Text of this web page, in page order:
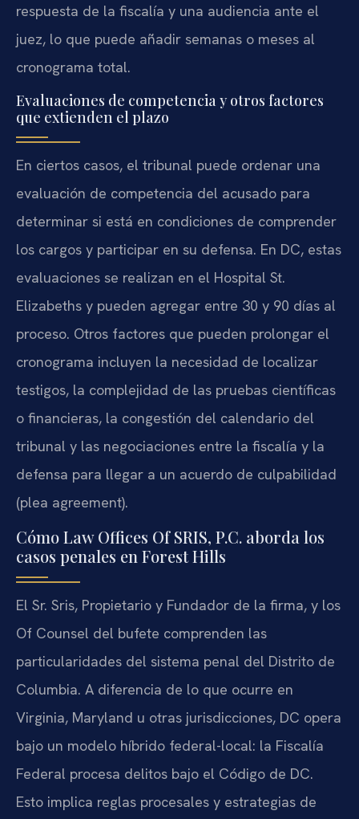
respuesta de la fiscalía y una audiencia ante el
juez, lo que puede añadir semanas o meses al
cronograma total.
Evaluaciones de competencia y otros factores
que extienden el plazo
En ciertos casos, el tribunal puede ordenar una
evaluación de competencia del acusado para
determinar si está en condiciones de comprender
los cargos y participar en su defensa. En DC, estas
evaluaciones se realizan en el Hospital St.
Elizabeths y pueden agregar entre 30 y 90 días al
proceso. Otros factores que pueden prolongar el
cronograma incluyen la necesidad de localizar
testigos, la complejidad de las pruebas científicas
o financieras, la congestión del calendario del
tribunal y las negociaciones entre la fiscalía y la
defensa para llegar a un acuerdo de culpabilidad
(plea agreement).
Cómo Law Offices Of SRIS, P.C. aborda los
casos penales en Forest Hills
El Sr. Sris, Propietario y Fundador de la firma, y los
Of Counsel del bufete comprenden las
particularidades del sistema penal del Distrito de
Columbia. A diferencia de lo que ocurre en
Virginia, Maryland u otras jurisdicciones, DC opera
bajo un modelo híbrido federal-local: la Fiscalía
Federal procesa delitos bajo el Código de DC.
Esto implica reglas procesales y estrategias de